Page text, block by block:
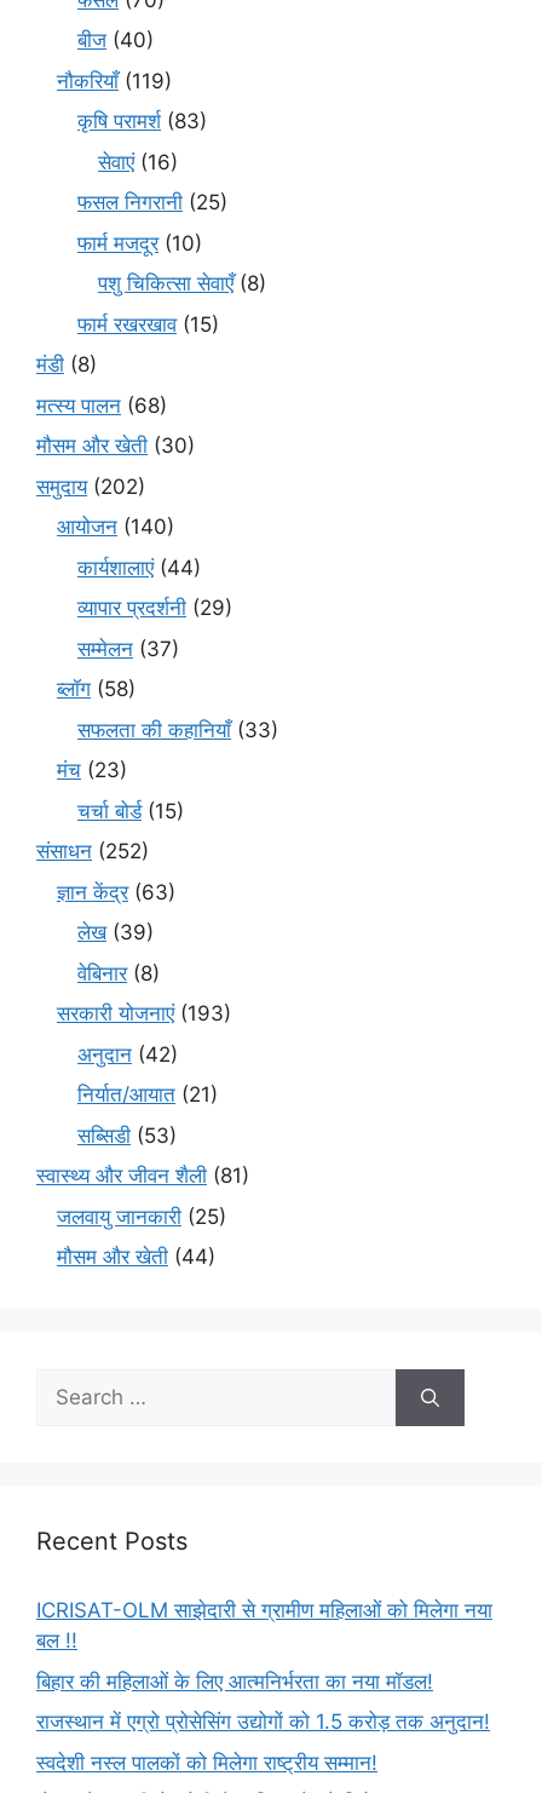
बीज (40)
नौकरियाँ(119)
कृषि परामर्श(83)
सेवाएं(16)
फसल निगरानी (25)
फार्म मजदूर(10)
पशु चिकित्सा सेवाएँ(8)
फार्म रखरखाव(15)
मंडी (8)
मत्स्य पालन (68)
मौसम और खेती (30)
समुदाय(202)
आयोजन (140)
कार्यशालाएं(44)
व्यापार प्रदर्शनी (29)
सम्मेलन (37)
ब्लॉग (58)
सफलता की कहानियाँ(33)
मंच (23)
चर्चा बोर्ड(15)
संसाधन (252)
ज्ञान केंद्र(63)
लेख(39)
वेबिनार(8)
सरकारी योजनाएं(193)
अनुदान (42)
निर्यात/आयात (21)
सब्सिडी (53)
स्वास्थ्य और जीवन शैली (81)
जलवायु जानकारी (25)
मौसम और खेती (44)
Recent Posts
ICRISAT-OLM साझेदारी से ग्रामीण महिलाओं को मिलेगा नया
बल !!
बिहार की महिलाओं के लिए आत्मनिर्भरता का नया मॉडल!
राजस्थान में एग्रो प्रोसेसिंग उद्योगों को 1.5 करोड़ तक अनुदान!
स्वदेशी नस्ल पालकों को मिलेगा राष्ट्रीय सम्मान!